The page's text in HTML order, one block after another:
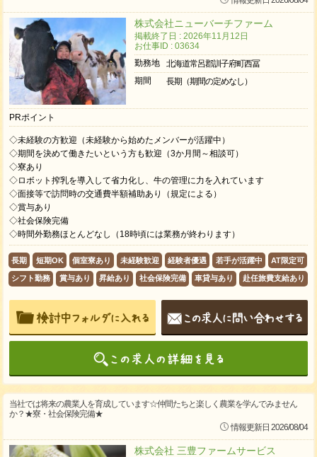
株式会社ニューバーチファーム
掲載終了日 : 2026年11月12日
お仕事ID : 03634
勤務地
北海道常呂郡訓子府町西冨
期間
長期（期間の定めなし）
PRポイント
◇未経験の方歓迎（未経験から始めたメンバーが活躍中）
◇期間を決めて働きたいという方も歓迎（3か月間～相談可）
◇寮あり
◇ロボット搾乳を導入して省力化し、牛の管理に力を入れています
◇面接等で訪問時の交通費半額補助あり（規定による）
◇賞与あり
◇社会保険完備
◇時間外勤務ほとんどなし（18時頃には業務が終わります）
長期 短期OK 個室寮あり 未経験歓迎 経験者優遇 若手が活躍中 AT限定可
シフト勤務 賞与あり 昇給あり 社会保険完備 車貸与あり 赴任旅費支給あり
当社では将来の農業人を育成しています☆仲間たちと楽しく農業を学んでみません
か？★寮・社会保険完備★
情報更新日 2026/08/04
株式会社 三豊ファームサービス